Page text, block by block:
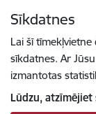
Sīkdatnes
Lai šī
sīkdatnes. Ar
izmantotas
Lūdzu, atzīmējiet